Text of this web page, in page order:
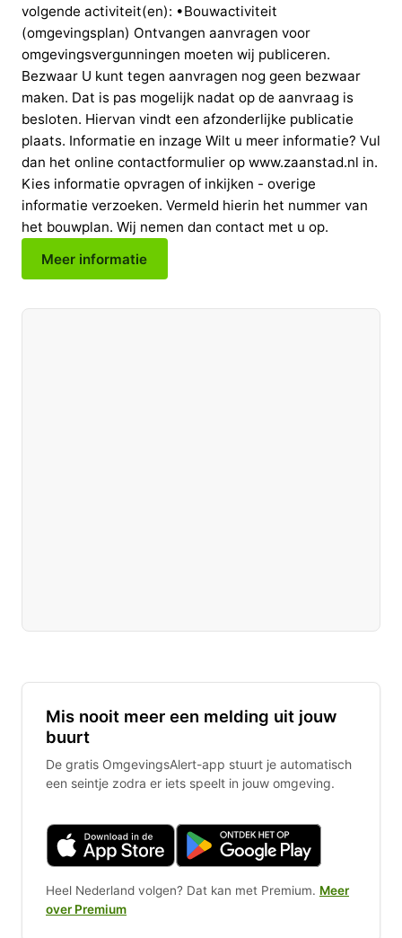
volgende activiteit(en): •Bouwactiviteit
(omgevingsplan) Ontvangen aanvragen voor
omgevingsvergunningen moeten wij publiceren.
Bezwaar U kunt tegen aanvragen nog geen bezwaar
maken. Dat is pas mogelijk nadat op de aanvraag is
besloten. Hiervan vindt een afzonderlijke publicatie
plaats. Informatie en inzage Wilt u meer informatie? Vul
dan het online contactformulier op www.zaanstad.nl in.
Kies informatie opvragen of inkijken - overige
informatie verzoeken. Vermeld hierin het nummer van
het bouwplan. Wij nemen dan contact met u op.
Meer informatie
Mis nooit meer een melding uit jouw
buurt
De gratis OmgevingsAlert-app stuurt je automatisch
een seintje zodra er iets speelt in jouw omgeving.
Heel Nederland volgen? Dat kan met Premium. Meer
over Premium